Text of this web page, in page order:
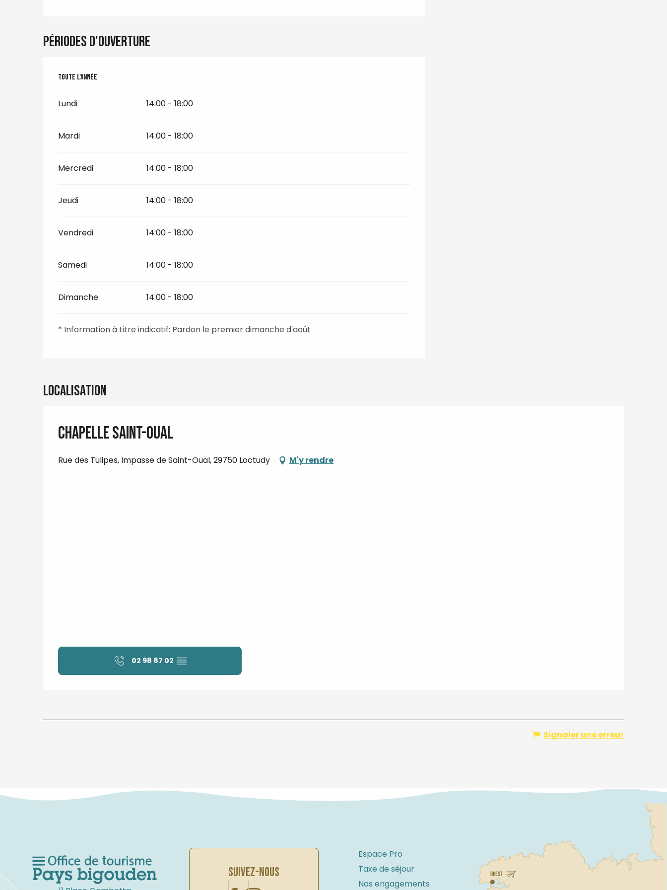
Périodes d'ouverture
Toute l'année
Toute l'année
Lundi 14:00 - 18:00
Mardi 14:00 - 18:00
Mercredi 14:00 - 18:00
Jeudi 14:00 - 18:00
Vendredi 14:00 - 18:00
Samedi 14:00 - 18:00
Dimanche 14:00 - 18:00
* Information à titre indicatif: Pardon le premier dimanche d'août
Localisation
Chapelle Saint-Oual
Rue des Tulipes, Impasse de Saint-Oual, 29750 Loctudy M'y rendre
02 98 87 02 ▒▒
Signaler une erreur
SUIVEZ-NOUS
Espace Pro
Taxe de séjour
Nos engagements